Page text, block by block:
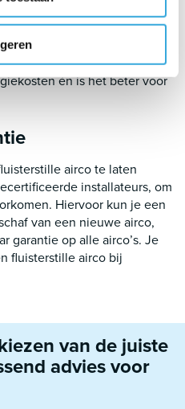
unit airco’s van Panasonic
werking. Deze airco’s
of zelfs A+++! Hiermee
een stille werking heeft,
én is het beter voor
airco te laten
installateurs, om
Hiervoor kun je een
van een nieuwe airco,
garantie op alle airco’s. Je
fluisterstille airco bij
van de juiste
advies voor